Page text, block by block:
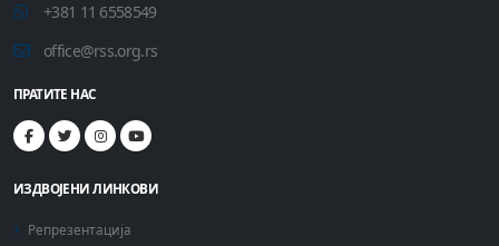
+381 11 6558549
office@rss.org.rs
ПРАТИТЕ НАС
ИЗДВОЈЕНИ ЛИНКОВИ
Репрезентација